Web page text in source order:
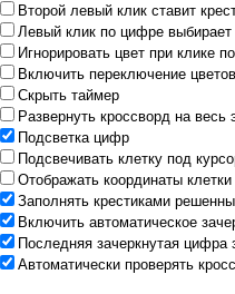
Второй левый клик ставит
Левый клик по цифре выбирает
Игнорировать цвет при клике
Включить переключение
Скрыть таймер
Развернуть кроссворд на
Подсветка цифр
Подсвечивать клетку под
Отображать координаты
Заполнять крестиками
Включить автоматическое
Последняя зачеркнутая цифра
Автоматически проверять